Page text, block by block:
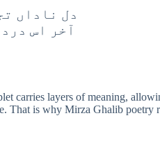
دل ناداں
آخر اس
carries layers of meaning,
That is why Mirza Ghalib poetry